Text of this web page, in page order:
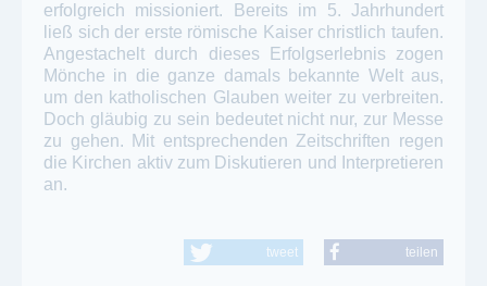
erfolgreich missioniert. Bereits im 5. Jahrhundert
ließ sich der erste römische Kaiser christlich taufen.
Angestachelt durch dieses Erfolgserlebnis zogen
Mönche in die ganze damals bekannte Welt aus,
um den katholischen Glauben weiter zu verbreiten.
Doch gläubig zu sein bedeutet nicht nur, zur Messe
zu gehen. Mit entsprechenden Zeitschriften regen
die Kirchen aktiv zum Diskutieren und Interpretieren
an.
tweet teilen